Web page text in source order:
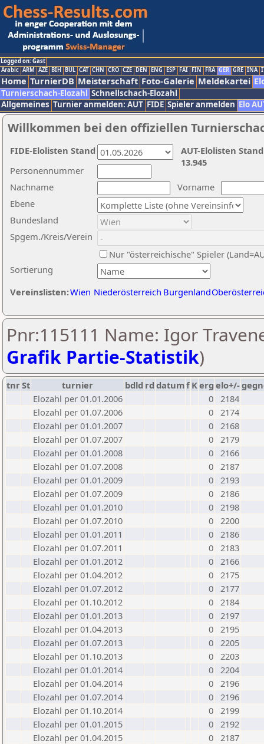
Logged on: Gast
Arabic ARM AZE BIH BUL CAT CHN CRO CZE DEN ENG ESP FAI FIN FRA GER GRE INA
Home TurnierDB Meisterschaft Foto-Galerie Meldekartei
Turnierschach-Elozahl Schnellschach-Elozahl
Allgemeines Turnier anmelden: AUT FIDE Spieler anmelden Elo
Willkommen bei den offiziellen
Nachname
Vorname
Ebene
Sortierung
Personennummer
Bundesland
Spgem./Kreis/Verein
Nur "österreichische" Spieler
Vereinslisten:Wien Niederösterreich Burgenland
AUT-Elolisten
13.945
FIDE-Elolisten Stand
Pnr:115111 Name: Igor
Grafik Partie-Statistik)
tnrSt turnier bdld rd datumf Kerg elo+/-
Elozahl per 01.01.2006
0 2184
Elozahl per 01.07.2006
0 2174
Elozahl per 01.01.2007
0 2168
Elozahl per 01.07.2007
0 2179
Elozahl per 01.01.2008
0 2166
Elozahl per 01.07.2008
0 2187
Elozahl per 01.01.2009
0 2193
Elozahl per 01.07.2009
0 2186
Elozahl per 01.01.2010
0 2198
Elozahl per 01.07.2010
0 2200
Elozahl per 01.01.2011
0 2186
Elozahl per 01.07.2011
0 2183
Elozahl per 01.01.2012
0 2166
Elozahl per 01.04.2012
0 2175
Elozahl per 01.07.2012
0 2177
Elozahl per 01.10.2012
0 2184
Elozahl per 01.01.2013
0 2197
Elozahl per 01.04.2013
0 2195
Elozahl per 01.07.2013
0 2205
Elozahl per 01.10.2013
0 2203
Elozahl per 01.01.2014
0 2204
Elozahl per 01.04.2014
0 2196
Elozahl per 01.07.2014
0 2196
Elozahl per 01.10.2014
0 2199
Elozahl per 01.01.2015
0 2192
Elozahl per 01.04.2015
0 2187